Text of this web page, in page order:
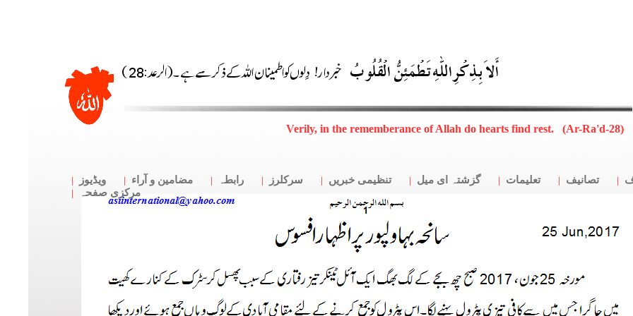
Verily, in the rememberance of Allah do hearts find rest. (Ar-Ra'd-28)
تصانیف تعلیمات گزشتہ ای میل تنظیمی خبریں سرکلرز رابطہ مضامین و آراء
ویڈیوز
مرکزی صفحہ